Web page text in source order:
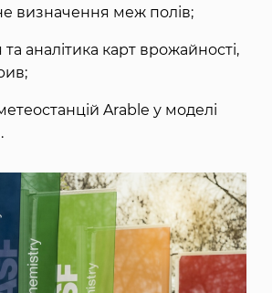
визначення меж полів;
та аналітика карт врожайності,
Arable у моделі